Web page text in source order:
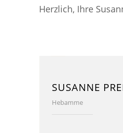
Herzlich, Ihre
SUSANNE
Hebamme